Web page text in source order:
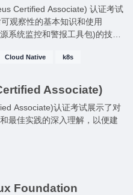
Certified Associate) 认证考试
观察性的基本知识和使用
系统监控和警报工具包)的技
Cloud Native k8s
Associate)
Associate)认证考试展示了对
最佳实践的深入理解，以便建
Foundation